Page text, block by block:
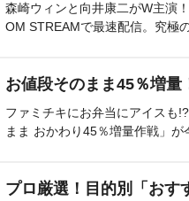
森崎ウィンと向井康二がW主演
OM STREAMで最速配信。究極
お値段そのまま45％増
ファミチキにお弁当にアイスも
まま おかわり45％増量作戦」が
プロ厳選！目的別「おす